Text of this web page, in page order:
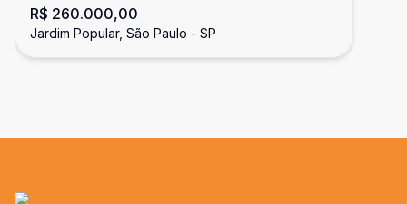
R$ 260.000,00
Jardim Popular, São Paulo - SP